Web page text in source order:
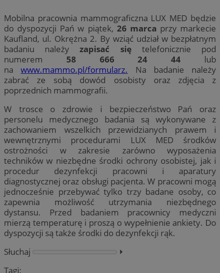
Mobilna pracownia mammograficzna LUX MED będzie
do dyspozycji Pań w piątek, 26 marca przy markecie
Kaufland, ul. Okrężna 2. By wziąć udział w bezpłatnym
badaniu należyzapisać siętelefonicznie pod
numerem 58 666 24 44 lub
nawww.mammo.pl/formularz. Na badanie należy
zabrać ze sobą dowód osobisty oraz zdjęcia z
poprzednich mammografii.
W trosce o zdrowie i bezpieczeństwo Pań oraz
personelu medycznego badania są wykonywane z
zachowaniem wszelkich przewidzianych prawem i
wewnętrznymi procedurami LUX MED środków
ostrożności w zakresie zarówno wyposażenia
techników w niezbędne środki ochrony osobistej, jak i
procedur dezynfekcji pracowni i aparatury
diagnostycznej oraz obsługi pacjenta. W pracowni mogą
jednocześnie przebywać tylko trzy badane osoby, co
zapewnia możliwość utrzymania niezbędnego
dystansu. Przed badaniem pracownicy medyczni
mierzą temperaturę i proszą o wypełnienie ankiety. Do
dyspozycji są także środki do dezynfekcji rąk.
Słuchaj
⏵︎
Tagi: